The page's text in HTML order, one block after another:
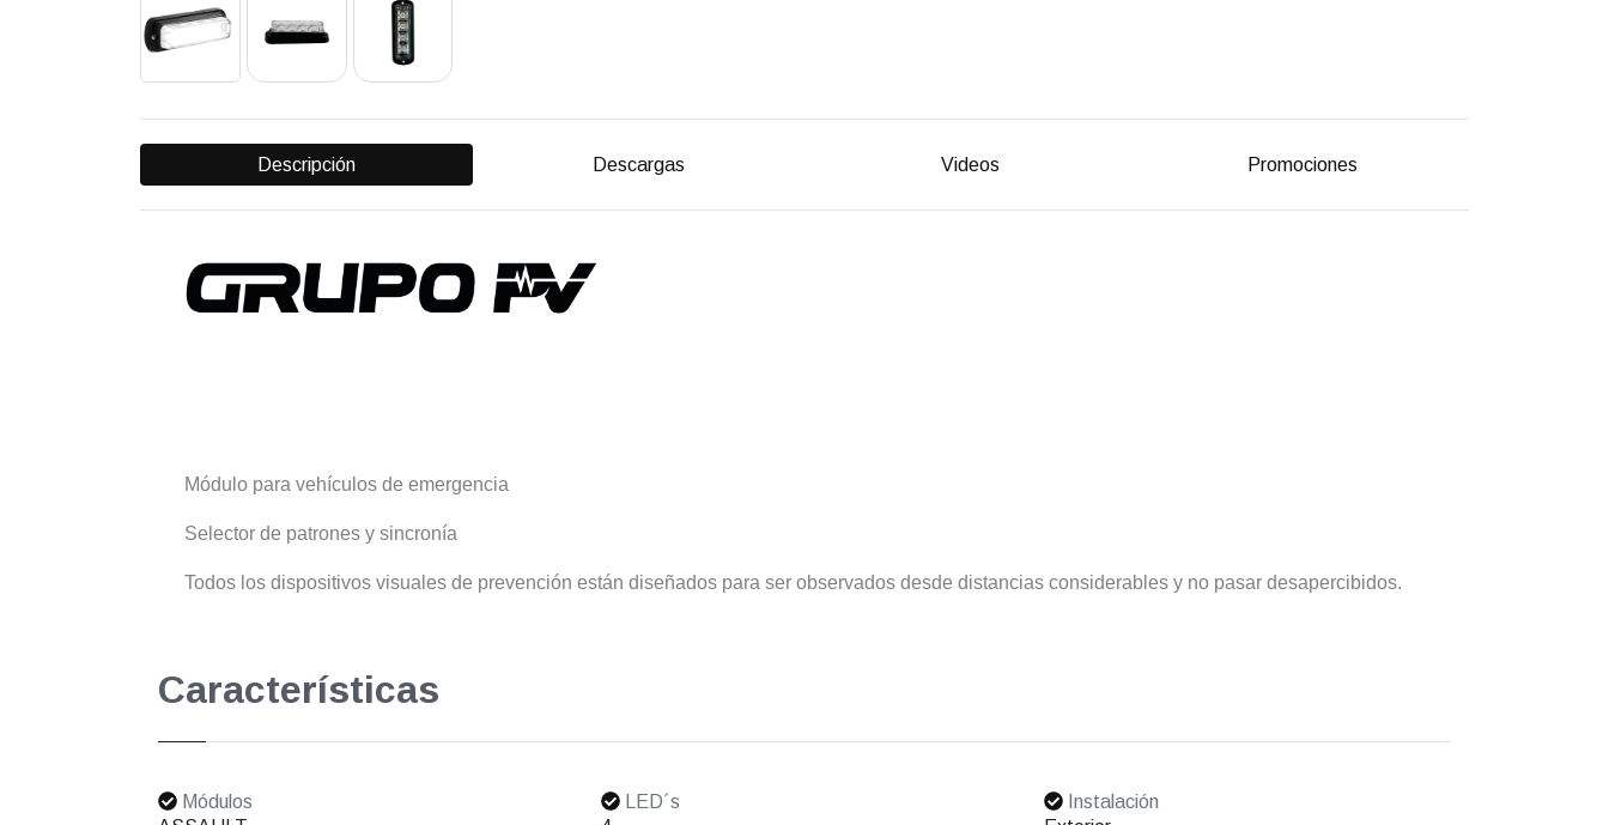
Descripción Descargas Videos Promociones
Módulo para vehículos de emergencia
Selector de patrones y sincronía
Todos los dispositivos visuales de prevención están diseñados para ser observados desde distancias considerables y no pasar desapercibidos.
Características
Módulos
LED´s
Instalación